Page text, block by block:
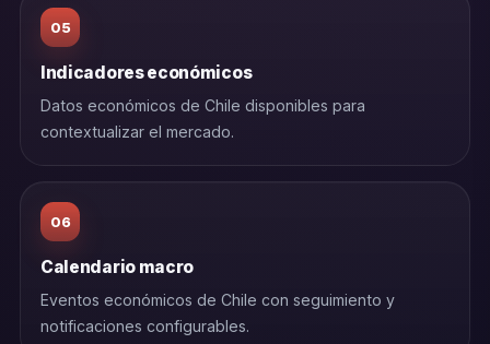
05
Indicadores económicos
Datos económicos de Chile disponibles para
contextualizar el mercado.
06
Calendario macro
Eventos económicos de Chile con seguimiento y
notificaciones configurables.